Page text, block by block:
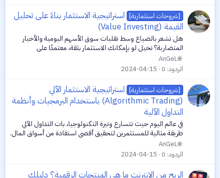
[شروحات استثمارية] استراتيجية الاستثمار بناءً على تحليل
القيمة (Value Investing)
هل تشعر بالضياع وسط تقلبات سوق الأسهم اليومية والأخبار
المتضاربة؟ تخيل لو بإمكانك الاستثمار بثقة، معتمدًا على
استراتيجية أثبتت نجاحها لعقود، بعيدًا عن ضجيج المضاربات
قصيرة الأجل. هذا هو جوهر...
AnGeL
الردود 0
2024-04-15
[شروحات استثمارية] استراتيجية الاستثمار الآلي
(Algorithmic Trading) باستخدام البرمجيات وأنظمة
التداول الآلية
في عالم اليوم حيث تتسارع وتيرة التكنولوجيا، بات التداول الآلي
طريقة مثالية للمستثمرين لتحقيق أقصى استفادة من أسواق المال.
يمكن للأنظمة الآلية أن تتفوق على التداول اليدوي من حيث السرعة
والدقة...
AnGeL
الردود 0
2024-04-15
الربح من الانترنت ما هي المنتجات الرقمية؟ دليلك